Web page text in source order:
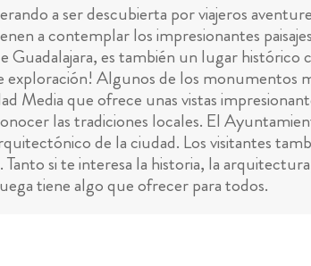
a ser descubierta por viajeros
a contemplar los impresionantes
es también un lugar histórico
Algunos de los monumentos
Media que ofrece unas vistas
las tradiciones locales. El
de la ciudad. Los visitantes
si te interesa la historia, la
tiene algo que ofrecer para todos.